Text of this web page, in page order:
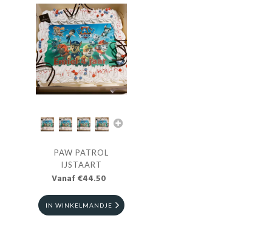
PAW PATROL
IJSTAART
Vanaf €44.50
IN WINKELMANDJE